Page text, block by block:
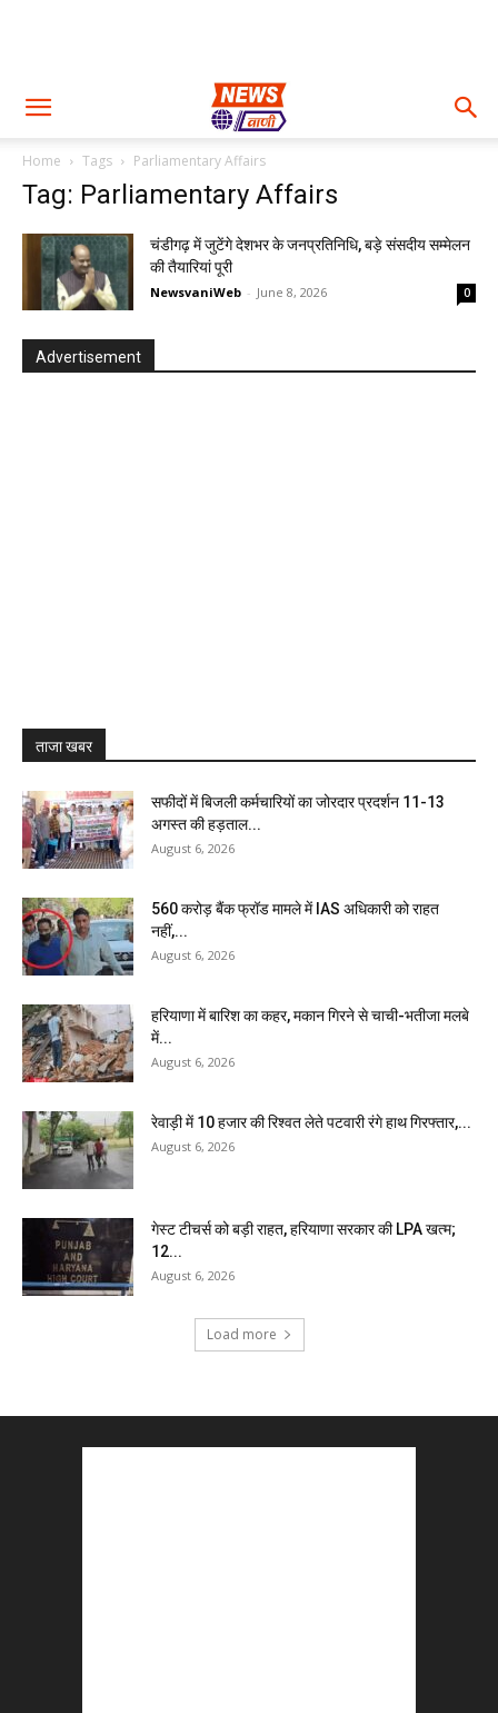
Home Tags Parliamentary Affairs
Tag: Parliamentary Affairs
चंडीगढ़ में जुटेंगे देशभर के जनप्रतिनिधि, बड़े संसदीय सम्मेलन
की तैयारियां पूरी
NewsvaniWeb - June 8, 2026 0
Advertisement
ताजा खबर
सफीदों में बिजली कर्मचारियों का जोरदार प्रदर्शन 11-13
अगस्त की हड़ताल...
August 6, 2026
₹560 करोड़ बैंक फ्रॉड मामले में IAS अधिकारी को राहत
नहीं,...
August 6, 2026
हरियाणा में बारिश का कहर, मकान गिरने से चाची-भतीजा मलबे
में...
August 6, 2026
रेवाड़ी में 10 हजार की रिश्वत लेते पटवारी रंगे हाथ गिरफ्तार,...
August 6, 2026
गेस्ट टीचर्स को बड़ी राहत, हरियाणा सरकार की LPA खत्म;
12...
August 6, 2026
Load more